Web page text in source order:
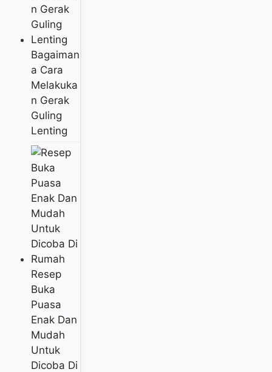
Bagaiman
A Cara
Melakuka
N Gerak
Guling
Lenting
Resep
Buka
Puasa
Enak Dan
Mudah
Untuk
Dicoba Di